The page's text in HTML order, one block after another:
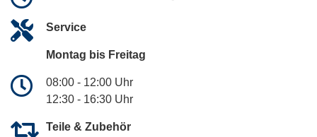
Service
Montag bis Freitag
08:00 - 12:00 Uhr
12:30 - 16:30 Uhr
Teile & Zubehör